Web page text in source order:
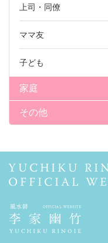
上司・同僚
ママ友
子ども
家庭
その他